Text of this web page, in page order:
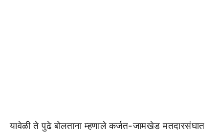
यावेळी ते पुढे बोलताना म्हणाले कर्जत-जामखेड मतदारसंघात